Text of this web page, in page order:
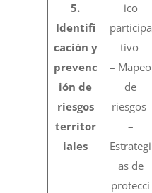
5.
Identifi
cación y
prevenc
ión de
riesgos
territor
iales
ico
participa
tivo
– Mapeo
de
riesgos
–
Estrategi
as de
protecci